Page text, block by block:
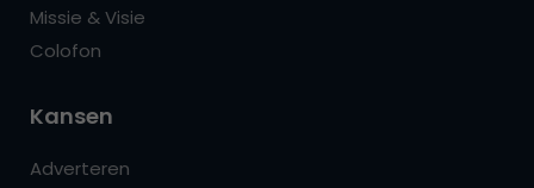
Missie & Visie
Colofon
Kansen
Adverteren